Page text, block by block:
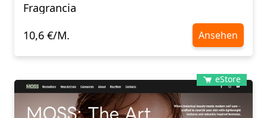
Fragrancia
10,6 €/M.
Ansehen
eStore